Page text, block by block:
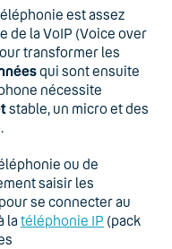
est assez
de la VoIP (Voice over
transformer les
qui sont ensuite
nécessite
stable, un micro et des
ou de
saisir les
se connecter au
la téléphonie IP (pack